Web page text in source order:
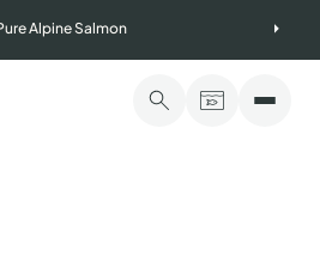
Alpine Salmon